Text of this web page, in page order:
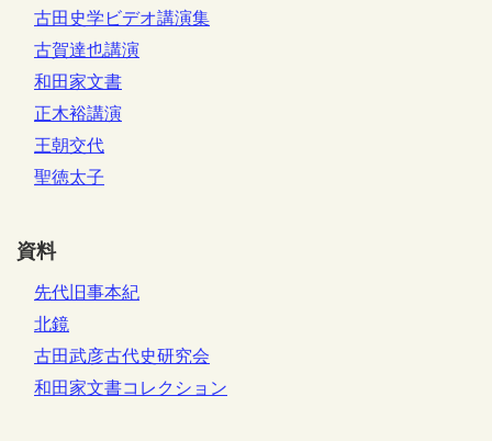
古田史学ビデオ講演集
古賀達也講演
和田家文書
正木裕講演
王朝交代
聖徳太子
資料
先代旧事本紀
北鏡
古田武彦古代史研究会
和田家文書コレクション